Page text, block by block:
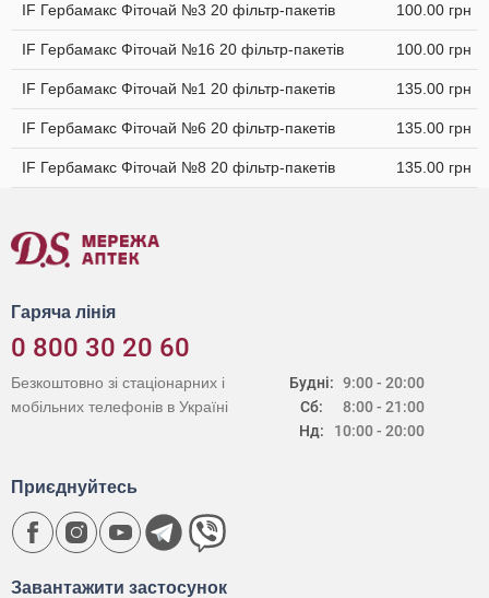
IF Гербамакс Фіточай №3 20 фільтр-пакетів 100.00 грн
IF Гербамакс Фіточай №16 20 фільтр-пакетів 100.00 грн
IF Гербамакс Фіточай №1 20 фільтр-пакетів 135.00 грн
IF Гербамакс Фіточай №6 20 фільтр-пакетів 135.00 грн
IF Гербамакс Фіточай №8 20 фільтр-пакетів 135.00 грн
Гаряча лінія
0 800 30 20 60
Будні:
Сб:
Нд:
9:00 - 20:00
8:00 - 21:00
10:00 - 20:00
Безкоштовно зі стаціонарних і
мобільних телефонів в Україні
Завантажити застосунок
Приєднуйтесь